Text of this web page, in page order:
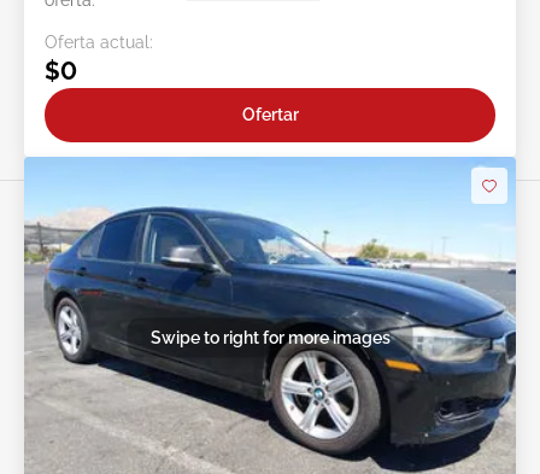
Oferta actual:
$0
Ofertar
Swipe to right for more images